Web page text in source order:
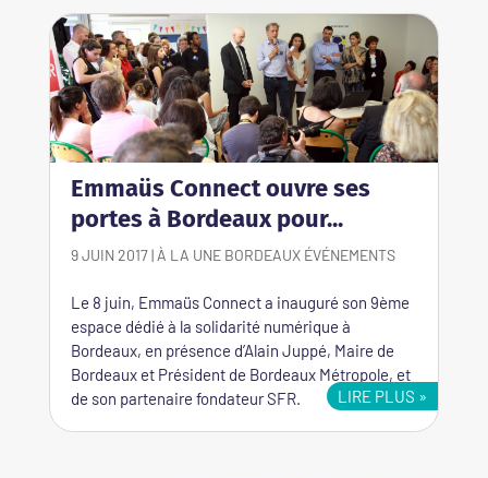
Emmaüs Connect ouvre ses
portes à Bordeaux pour...
9 JUIN 2017| À LA UNE BORDEAUX ÉVÉNEMENTS
Le 8 juin, Emmaüs Connect a inauguré son 9ème
espace dédié à la solidarité numérique à
Bordeaux, en présence d’Alain Juppé, Maire de
Bordeaux et Président de Bordeaux Métropole, et
de son partenaire fondateur SFR.
LIRE PLUS